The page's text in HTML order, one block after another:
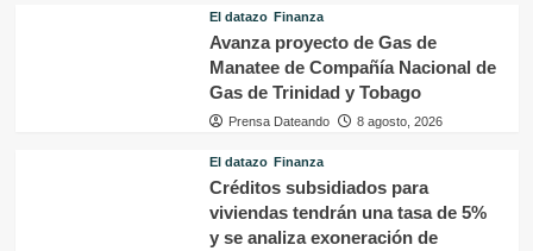
El datazo Finanza
Avanza proyecto de Gas de
Manatee de Compañía Nacional de
Gas de Trinidad y Tobago
Prensa Dateando 8 agosto, 2026
El datazo Finanza
Créditos subsidiados para
viviendas tendrán una tasa de 5%
y se analiza exoneración de